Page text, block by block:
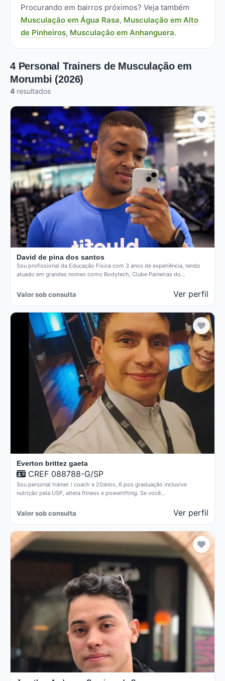
Procurando em bairros próximos? Veja também
Musculação em Água Rasa, Musculação em Alto
de Pinheiros, Musculação em Anhanguera.
4 Personal Trainers de Musculação em
Morumbi (2026)
4 resultados
David de pina dos santos
Sou profissional da Educação Física com 3 anos de experiência, tendo
atuado em grandes nomes como Bodytech, Clube Paineiras do…
Valor sob consulta Ver perfil
Everton brittez gaeta
CREF 088788-G/SP
Sou personal trainer / coach a 20anos, 6 pos graduação inclusive
nutrição pela USP, atleta fitness e powerlifting. Se você…
Valor sob consulta Ver perfil